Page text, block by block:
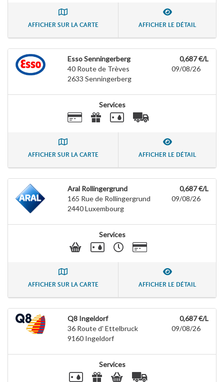
AFFICHER SUR LA CARTE AFFICHER LE DÉTAIL
Esso Senningerberg
40 Route de Trèves
2633 Senningerberg
0,687 €/L
09/08/26
Services
AFFICHER SUR LA CARTE AFFICHER LE DÉTAIL
Aral Rollingergrund
165 Rue de Rollingergrund
2440Luxembourg
0,687 €/L
09/08/26
Services
AFFICHER SUR LA CARTE AFFICHER LE DÉTAIL
Q8 Ingeldorf
36 Route d' Ettelbruck
9160 Ingeldorf
0,687 €/L
09/08/26
Services